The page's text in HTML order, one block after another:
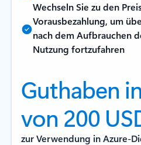
Wechseln Sie zu den
Vorausbezahlung, um
nach dem Aufbrauchen
Nutzung fortzufahren
Guthaben
von 200
zur Verwendung in Azure-